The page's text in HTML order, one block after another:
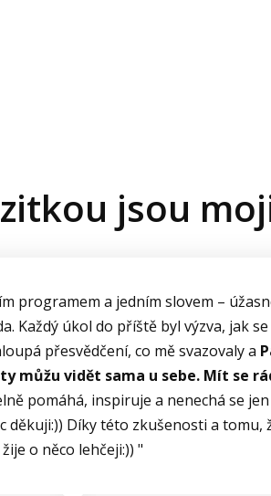
jsou
programem a jedním slovem –
Každý úkol do příště byl výzva, jak
přesvědčení, co mě svazovaly a
můžu vidět sama u sebe. Mít se
pomáhá, inspiruje a nenechá se
Díky této zkušenosti a tomu,
žije o něco lehčeji:)) "